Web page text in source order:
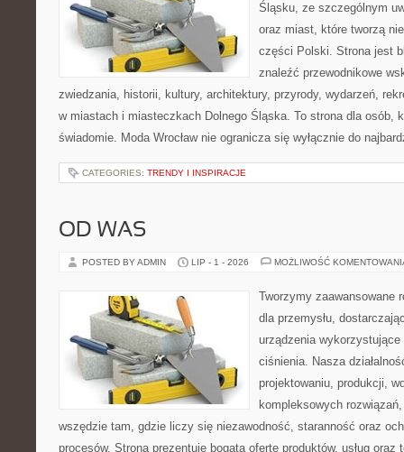
Śląsku, ze szczególnym
oraz miast, które tworzą
części Polski. Strona jest
znaleźć przewodnikowe
zwiedzania, historii, kultury, architektury, przyrody, wydarzeń,
w miastach i miasteczkach Dolnego Śląska. To strona dla osób,
świadomie. Moda Wrocław nie ogranicza się wyłącznie do
CATEGORIES: TRENDY I INSPIRACJE
OD WAS
POSTED BY ADMIN LIP - 1 - 2026 MOŻLIWOŚĆ
Tworzymy zaawansowane
dla przemysłu,
urządzenia
ciśnienia. Nasza
projektowaniu, produkcji,
kompleksowych
wszędzie tam, gdzie liczy się niezawodność, staranność oraz
procesów. Strona prezentuje bogatą ofertę produktów, usług oraz